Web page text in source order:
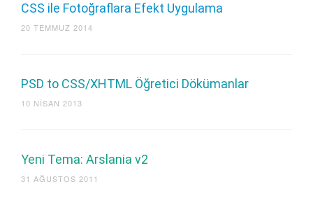
CSS ile Fotoğraflara Efekt Uygulama
20 TEMMUZ 2014
PSD to CSS/XHTML Öğretici Dökümanlar
10 NISAN 2013
Yeni Tema: Arslania v2
31 AĞUSTOS 2011